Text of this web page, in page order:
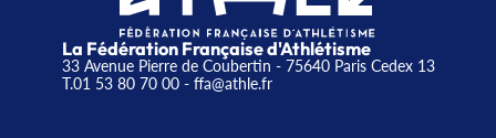
La Fédération Française d'Athlétisme
33 Avenue Pierre de Coubertin - 75640 Paris Cedex 13
T.01 53 80 70 00- ffa@athle.fr